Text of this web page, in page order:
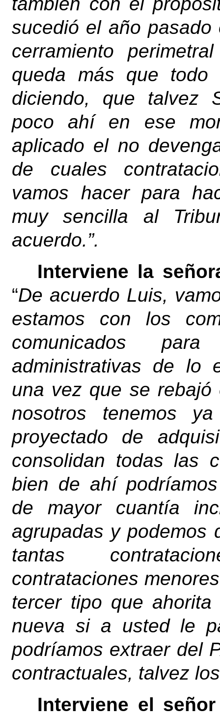
sucedió el año
cerramiento
queda más que
diciendo, que talvez
poco ahí en ese
aplicado el no
de cuales
vamos hacer para
muy sencilla al
acuerdo.”.
Interviene la
“De acuerdo Luis,
estamos con los
comunicados
administrativas de lo
una vez que se rebajó
nosotros tenemos
proyectado de
consolidan todas las
bien de ahí
de mayor cuantía
agrupadas y podemos
tantas
contrataciones
tercer tipo que
nueva si a usted le
podríamos extraer del
contractuales, talvez
Interviene el